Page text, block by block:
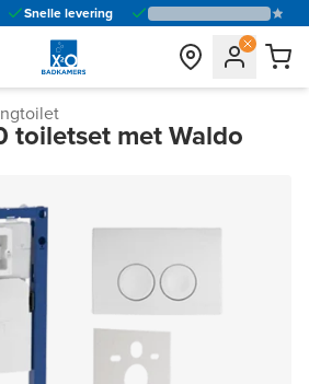
Snelle levering
toiletset met Waldo